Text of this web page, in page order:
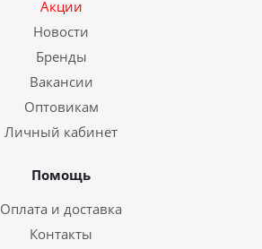
Акции
Новости
Бренды
Вакансии
Оптовикам
Личный кабинет
Помощь
Оплата и доставка
Контакты